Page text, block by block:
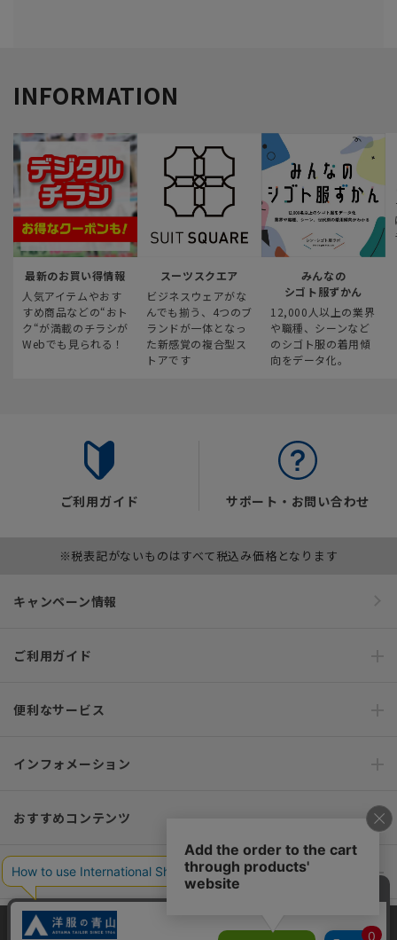
INFORMATION
最新のお買い得情報
人気アイテムやおす
すめ商品などの“おト
ク“が満載のチラシが
Webでも見られる！
スーツスクエア
ビジネスウェアがな
んでも揃う、4つのブ
ランドが一体となっ
た新感覚の複合型ス
トアです
みんなの
シゴト服ずかん
12,000人以上の業界
や職種、シーンなど
のシゴト服の着用傾
向をデータ化。
ご利用ガイド サポート・お問い合わせ
※税表記がないものはすべて税込み価格となります
キャンペーン情報
ご利用ガイド
便利なサービス
インフォメーション
おすすめコンテンツ
ポリシー・企業情報
オーダースーツなら SHITATE